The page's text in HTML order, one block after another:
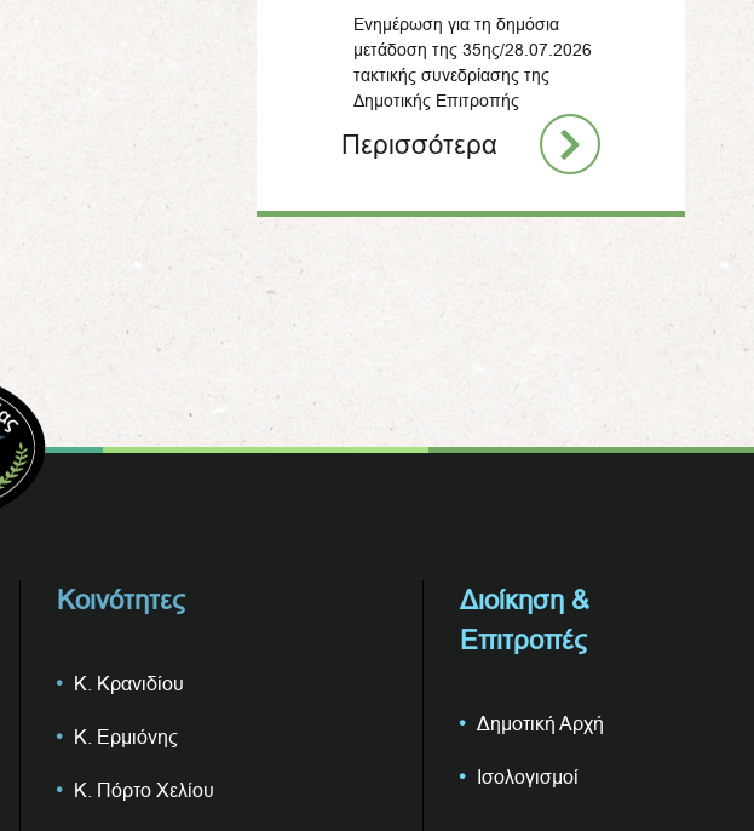
Ενημέρωση για τη δημόσια
μετάδοση της 35ης/28.07.2026
τακτικής συνεδρίασης της
Δημοτικής Επιτροπής
Περισσότερα
Κοινότητες
Κ. Κρανιδίου
Κ. Ερμιόνης
Κ. Πόρτο Χελίου
Διοίκηση &
Επιτροπές
Δημοτική Αρχή
Ισολογισμοί